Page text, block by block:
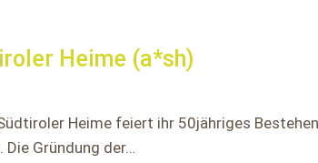
Heime (a*sh)
Heime feiert ihr 50jähriges
Die Gründung der…